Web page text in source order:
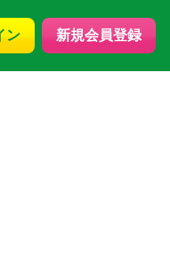
ン 新規会員登録